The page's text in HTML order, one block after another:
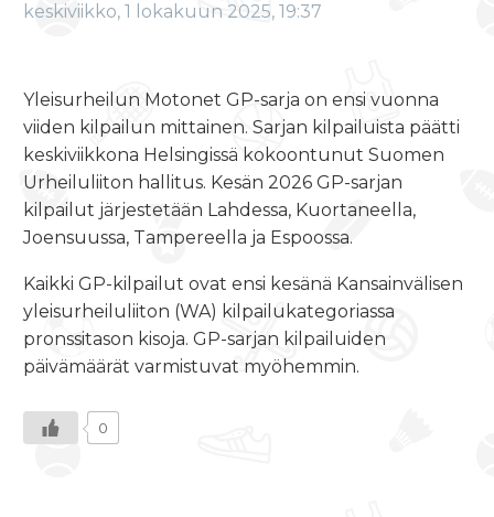
keskiviikko, 1 lokakuun 2025, 19:37
Yleisurheilun Motonet GP-sarja on ensi vuonna
viiden kilpailun mittainen. Sarjan kilpailuista päätti
keskiviikkona Helsingissä kokoontunut Suomen
Urheiluliiton hallitus. Kesän 2026 GP-sarjan
kilpailut järjestetään Lahdessa, Kuortaneella,
Joensuussa, Tampereella ja Espoossa.
Kaikki GP-kilpailut ovat ensi kesänä Kansainvälisen
yleisurheiluliiton (WA) kilpailukategoriassa
pronssitason kisoja. GP-sarjan kilpailuiden
päivämäärät varmistuvat myöhemmin.
0